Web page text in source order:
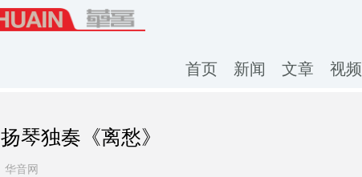
首页 新闻 文章 视频
扬琴独奏《离愁》
华音网